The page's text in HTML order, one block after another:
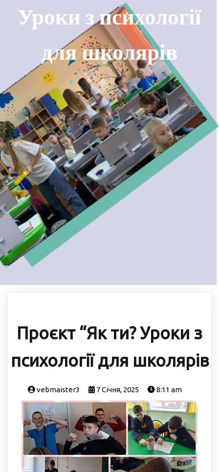
Уроки з психології
для школярів
Проєкт “Як ти? Уроки з
психології для школярів
vebmaister3 7 Січня, 2025 8:11 am